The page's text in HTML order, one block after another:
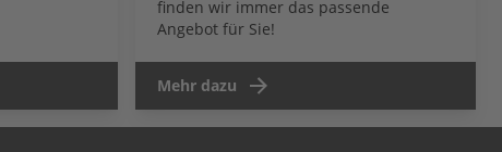
finden wir immer das passende
Angebot für Sie!
Mehr dazu